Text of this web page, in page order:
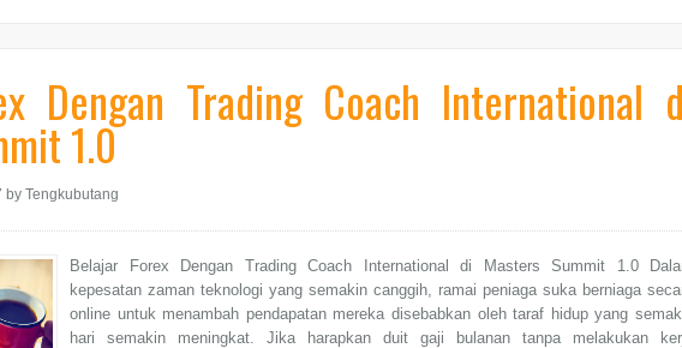
Dengan Trading Coach International
1.0
by Tengkubutang
Belajar Forex Dengan Trading Coach International di Masters Summit 1.0
kepesatan zaman teknologi yang semakin canggih, ramai peniaga suka berniaga
online untuk menambah pendapatan mereka disebabkan oleh taraf hidup yang
hari semakin meningkat. Jika harapkan duit gaji bulanan tanpa melakukan